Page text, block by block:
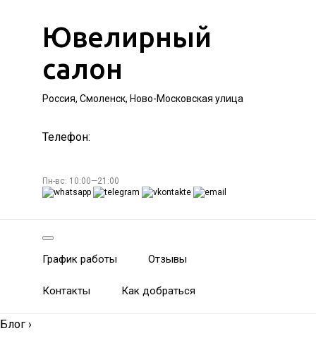
Ювелирный
салон
Россия, Смоленск, Ново-Московская улица
Телефон:
Пн-вс: 10:00—21:00
График работы Отзывы
Контакты Как добраться
Блог ›